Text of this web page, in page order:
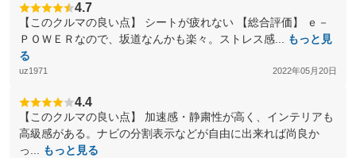
4.7
【このクルマの良い点】 シートが疲れない 【総合評価】 ｅ－
ＰＯＷＥＲなので、坂道なんかも楽々。ストレス感...
もっと見
る
uz1971 2022年05月20日
4.4
【このクルマの良い点】 加速感・静粛性が高く、インテリアも
高級感がある。ナビの分割表示などが自由に出来れば尚良か
っ...
もっと見る